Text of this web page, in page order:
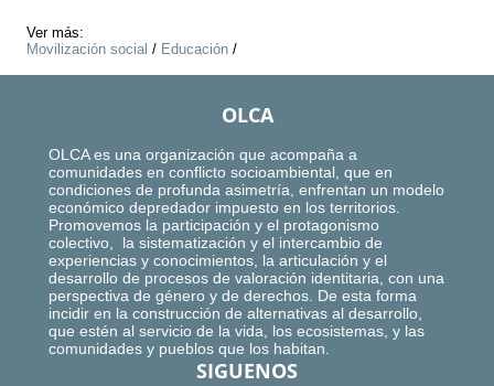
Ver más:
Movilización social / Educación /
OLCA
OLCA es una organización que acompaña a
comunidades en conflicto socioambiental, que en
condiciones de profunda asimetría, enfrentan un modelo
económico depredador impuesto en los territorios.
Promovemos la participación y el protagonismo
colectivo, la sistematización y el intercambio de
experiencias y conocimientos, la articulación y el
desarrollo de procesos de valoración identitaria, con una
perspectiva de género y de derechos. De esta forma
incidir en la construcción de alternativas al desarrollo,
que estén al servicio de la vida, los ecosistemas, y las
comunidades y pueblos que los habitan.
SIGUENOS